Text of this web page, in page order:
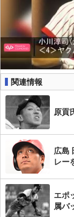
関連情報
原貢
広島
レー
エポ
属バ